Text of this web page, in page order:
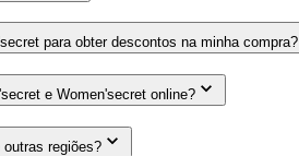
para obter descontos na minha compra?
e Women'secret online?
regiões?